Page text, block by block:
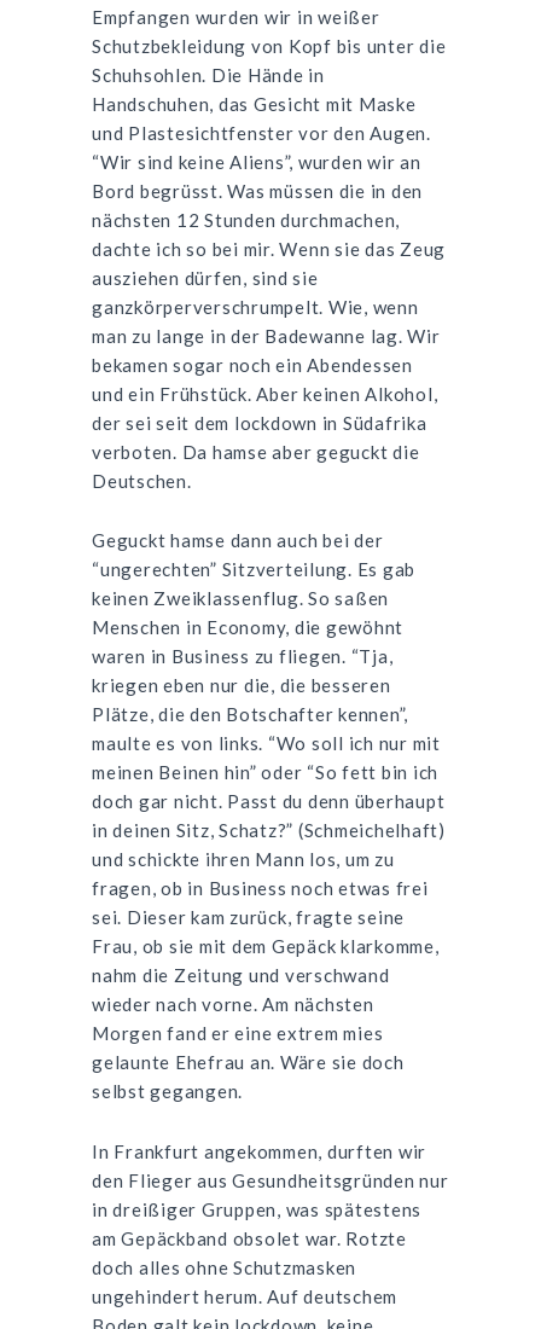
Empfangen wurden wir in weißer
Schutzbekleidung von Kopf bis unter die
Schuhsohlen. Die Hände in
Handschuhen, das Gesicht mit Maske
und Plastesichtfenster vor den Augen.
“Wir sind keine Aliens”, wurden wir an
Bord begrüsst. Was müssen die in den
nächsten 12 Stunden durchmachen,
dachte ich so bei mir. Wenn sie das Zeug
ausziehen dürfen, sind sie
ganzkörperverschrumpelt. Wie, wenn
man zu lange in der Badewanne lag. Wir
bekamen sogar noch ein Abendessen
und ein Frühstück. Aber keinen Alkohol,
der sei seit dem lockdown in Südafrika
verboten. Da hamse aber geguckt die
Deutschen.
Geguckt hamse dann auch bei der
“ungerechten” Sitzverteilung. Es gab
keinen Zweiklassenflug. So saßen
Menschen in Economy, die gewöhnt
waren in Business zu fliegen. “Tja,
kriegen eben nur die, die besseren
Plätze, die den Botschafter kennen”,
maulte es von links. “Wo soll ich nur mit
meinen Beinen hin” oder “So fett bin ich
doch gar nicht. Passt du denn überhaupt
in deinen Sitz, Schatz?” (Schmeichelhaft)
und schickte ihren Mann los, um zu
fragen, ob in Business noch etwas frei
sei. Dieser kam zurück, fragte seine
Frau, ob sie mit dem Gepäck klarkomme,
nahm die Zeitung und verschwand
wieder nach vorne. Am nächsten
Morgen fand er eine extrem mies
gelaunte Ehefrau an. Wäre sie doch
selbst gegangen.
In Frankfurt angekommen, durften wir
den Flieger aus Gesundheitsgründen nur
in dreißiger Gruppen, was spätestens
am Gepäckband obsolet war. Rotzte
doch alles ohne Schutzmasken
ungehindert herum. Auf deutschem